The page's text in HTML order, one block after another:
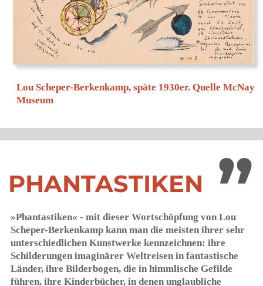
Ab 1922 begann sie, ihre Freunde mit einfallsreichen,
humorvollen »Bilderbriefen« zu erfreuen, in denen auch
ihre sprachliche Begabung sichtbar wird. Es sind
überwiegend Glück- und Genesungswünsche, auch
Reisegrüße, bei denen neben kolorierten Zeichnungen –
manchmal auch Collagen – die Schrift ein wesentliches
Gestaltungsmerkmal darstellt.